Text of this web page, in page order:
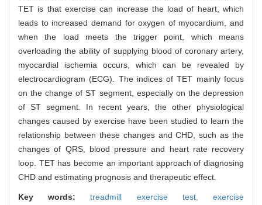
TET is that exercise can increase the load of heart, which
leads to increased demand for oxygen of myocardium, and
when the load meets the trigger point, which means
overloading the ability of supplying blood of coronary artery,
myocardial ischemia occurs, which can be revealed by
electrocardiogram (ECG). The indices of TET mainly focus
on the change of ST segment, especially on the depression
of ST segment. In recent years, the other physiological
changes caused by exercise have been studied to learn the
relationship between these changes and CHD, such as the
changes of QRS, blood pressure and heart rate recovery
loop. TET has become an important approach of diagnosing
CHD and estimating prognosis and therapeutic effect.
Key words:treadmill exercise test,exercise